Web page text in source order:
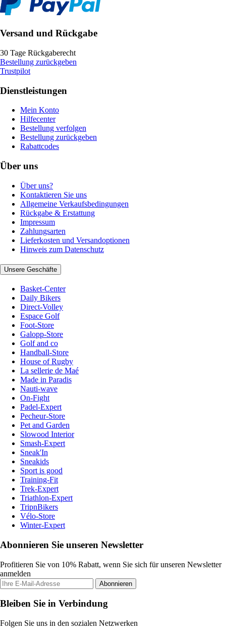
Versand und Rückgabe
30 Tage Rückgaberecht
Bestellung zurückgeben
Trustpilot
Dienstleistungen
Mein Konto
Hilfecenter
Bestellung verfolgen
Bestellung zurückgeben
Rabattcodes
Über uns
Über uns?
Kontaktieren Sie uns
Allgemeine Verkaufsbedingungen
Rückgabe & Erstattung
Impressum
Zahlungsarten
Lieferkosten und Versandoptionen
Hinweis zum Datenschutz
Unsere Geschäfte
Basket-Center
Daily Bikers
Direct-Volley
Espace Golf
Foot-Store
Galopp-Store
Golf and co
Handball-Store
House of Rugby
La sellerie de Maé
Made in Paradis
Nauti-wave
On-Fight
Padel-Expert
Pecheur-Store
Pet and Garden
Slowood Interior
Smash-Expert
Sneak'In
Sneakids
Sport is good
Training-Fit
Trek-Expert
Triathlon-Expert
TripnBikers
Vélo-Store
Winter-Expert
Abonnieren Sie unseren Newsletter
Profitieren Sie von 10% Rabatt, wenn Sie sich für unseren Newsletter
anmelden
Abonnieren
Bleiben Sie in Verbindung
Folgen Sie uns in den sozialen Netzwerken